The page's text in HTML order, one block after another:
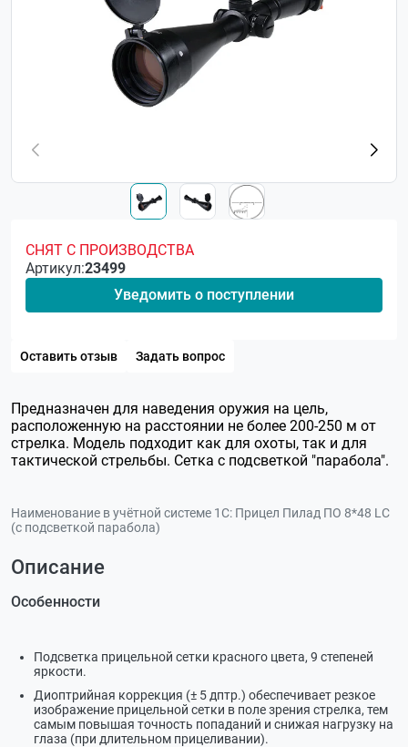
СНЯТ С ПРОИЗВОДСТВА
Артикул:23499
Уведомить о поступлении
Оставить отзыв Задать вопрос
Предназначен для наведения оружия на цель,
расположенную на расстоянии не более 200-250 м от
стрелка. Модель подходит как для охоты, так и для
тактической стрельбы. Сетка с подсветкой "парабола".
Наименование в учётной системе 1С: Прицел Пилад ПО 8*48 LС
(с подсветкой парабола)
Описание
Особенности
Подсветка прицельной сетки красного цвета, 9 степеней
яркости.
Диоптрийная коррекция (± 5 дптр.) обеспечивает резкое
изображение прицельной сетки в поле зрения стрелка, тем
самым повышая точность попаданий и снижая нагрузку на
глаза (при длительном прицеливании).